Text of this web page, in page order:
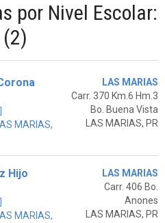
por Nivel Escolar:
MARIAS,
LAS MARIAS
Carr. 370 Km.6 Hm.3
Bo. Buena Vista
LAS MARIAS, PR
Hijo
MARIAS,
LAS MARIAS
Carr. 406 Bo.
Anones
LAS MARIAS, PR